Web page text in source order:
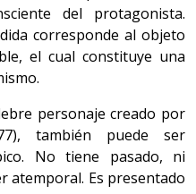
del protagonista.
corresponde al objeto
el cual constituye una
personaje creado por
también puede ser
No tiene pasado, ni
atemporal. Es presentado